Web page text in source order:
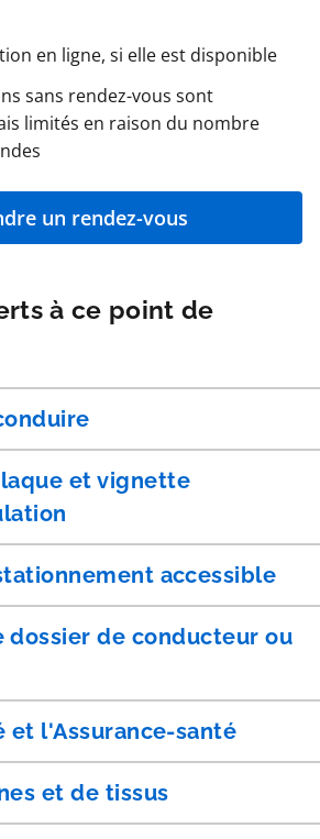
en ligne, si elle est disponible
sans rendez-vous sont
limités en raison du nombre
un rendez-vous
à ce point de
et vignette
accessible
dossier de conducteur ou
et l'Assurance-santé
et de tissus